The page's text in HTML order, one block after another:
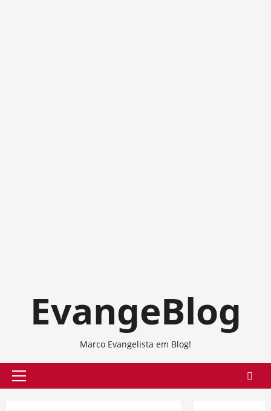
EvangeBlog
Marco Evangelista em Blog!
Primary